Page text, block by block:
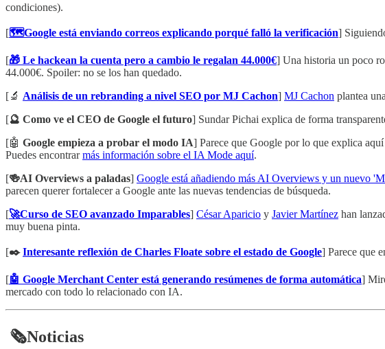
condiciones).
[🗺️Google está enviando correos explicando porqué falló la verificación]
[🎁 Le hackean la cuenta pero a cambio le regalan 44.000€] Una historia un poco
44.000€. Spoiler: no se los han quedado.
[🔬 Análisis de un rebranding a nivel SEO por MJ Cachon] MJ Cachon plantea
[🔮 Como ve el CEO de Google el futuro] Sundar Pichai explica de forma
[🤖 Google empieza a probar el modo IA] Parece que Google por lo que explica
Puedes encontrarmás información sobre el IA Mode aquí.
[🍻AI Overviews a paladas] Google está añadiendo más AI Overviews y un nuevo
parecen querer fortalecer a Google ante las nuevas tendencias de búsqueda.
[🚀Curso de SEO avanzado Imparables] César Aparicio y Javier Martínez han
muy buena pinta.
[✒️Interesante reflexión de Charles Floate sobre el estado de Google] Parece que
[🤖 Google Merchant Center está generando resúmenes de forma automática]
mercado con todo lo relacionado con IA.
🗞️Noticias